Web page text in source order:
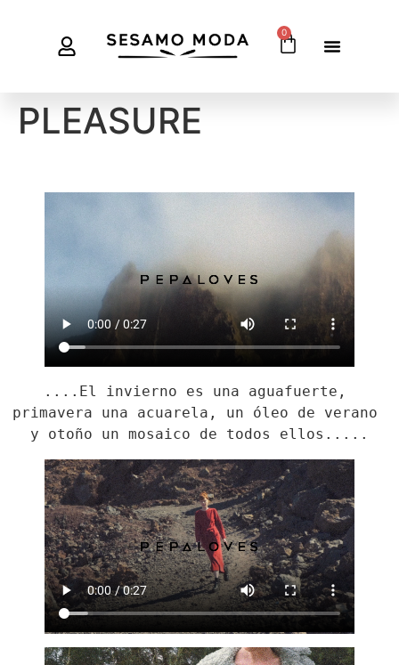
0
PLEASURE
....El invierno es una aguafuerte,
primavera una acuarela, un óleo de verano
y otoño un mosaico de todos ellos.....